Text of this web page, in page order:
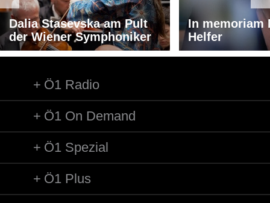
Dalia Stasevska am Pult
der Wiener Symphoniker
In memoriam
Helfer
Ö1 Radio
Ö1 On Demand
Ö1 Spezial
Ö1 Plus